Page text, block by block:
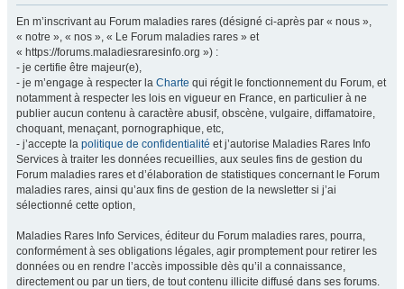
En m’inscrivant au Forum maladies rares (désigné ci-après par « nous »,
« notre », « nos », « Le Forum maladies rares » et
« https://forums.maladiesraresinfo.org ») :
- je certifie être majeur(e),
- je m’engage à respecter la Charte qui régit le fonctionnement du Forum, et
notamment à respecter les lois en vigueur en France, en particulier à ne
publier aucun contenu à caractère abusif, obscène, vulgaire, diffamatoire,
choquant, menaçant, pornographique, etc,
- j’accepte la politique de confidentialité et j’autorise Maladies Rares Info
Services à traiter les données recueillies, aux seules fins de gestion du
Forum maladies rares et d’élaboration de statistiques concernant le Forum
maladies rares, ainsi qu’aux fins de gestion de la newsletter si j’ai
sélectionné cette option,
Maladies Rares Info Services, éditeur du Forum maladies rares, pourra,
conformément à ses obligations légales, agir promptement pour retirer les
données ou en rendre l’accès impossible dès qu’il a connaissance,
directement ou par un tiers, de tout contenu illicite diffusé dans ses forums.